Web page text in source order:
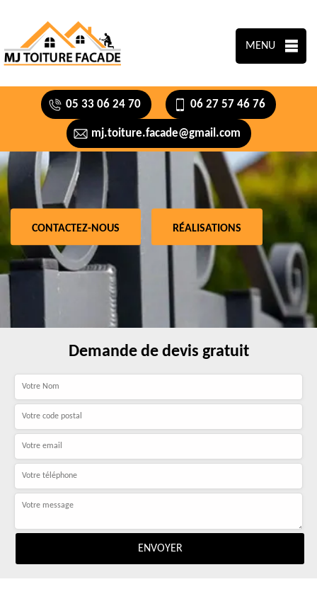
MENU
05 33 06 24 70 06 27 57 46 76
mj.toiture.facade@gmail.com
CONTACTEZ-NOUS RÉALISATIONS
Demande de devis gratuit